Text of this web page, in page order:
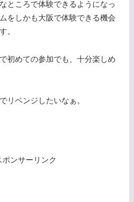
ところで体験できるようになっ
をしかも大阪で体験できる機会
。
初めての参加でも、十分楽しめ
リベンジしたいなぁ。
ポンサーリンク